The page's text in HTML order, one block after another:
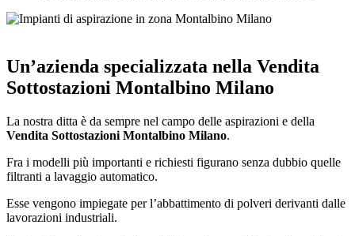
Un’azienda specializzata nella Vendita
Sottostazioni Montalbino Milano
La nostra ditta è da sempre nel campo delle aspirazioni e della
Vendita Sottostazioni Montalbino Milano.
Fra i modelli più importanti e richiesti figurano senza dubbio quelle
filtranti a lavaggio automatico.
Esse vengono impiegate per l’abbattimento di polveri derivanti dalle
lavorazioni industriali.